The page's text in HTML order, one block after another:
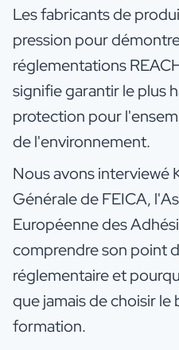
Les fabricants de
pression pour
réglementations
signifie garantir le plus
protection pour
de l'environnement.
Nous avons interviewé
Générale de FEICA,
Européenne des
comprendre son point
réglementaire et
que jamais de choisir
formation.